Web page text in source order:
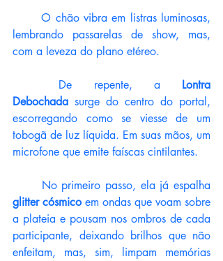
	O chão vibra em listras luminosas,
lembrando passarelas de show, mas,
com a leveza do plano etéreo.
	De repente, a
Lontra
Debochada surge do centro do portal,
escorregando como se viesse de um
tobogã de luz líquida. Em suas mãos, um
microfone que emite faíscas cintilantes.
glitter cósmico em ondas que voam sobre
a plateia e pousam nos ombros de cada
participante, deixando brilhos que não
enfeitam, mas, sim, limpam memórias